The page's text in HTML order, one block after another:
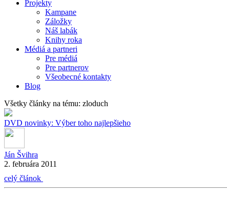
Projekty
Kampane
Záložky
Náš labák
Knihy roka
Médiá a partneri
Pre médiá
Pre partnerov
Všeobecné kontakty
Blog
Všetky články na tému: zloduch
DVD novinky: Výber toho najlepšieho
Ján Švihra
2. februára 2011
celý článok